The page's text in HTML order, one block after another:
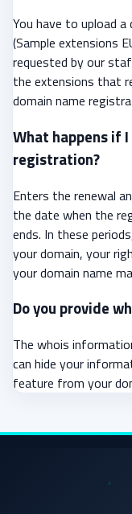
You have to upload
(Sample extensions
requested by our
the extensions that
domain name
What happens if
registration?
Enters the renewal
the date when the
ends. In these
your domain, your
your domain name
Do you provide
The whois
can hide your
feature from your